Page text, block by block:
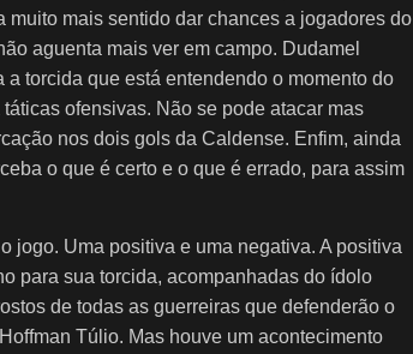
mais sentido dar chances a jogadores do
aguenta mais ver em campo. Dudamel
torcida que está entendendo o momento do
ofensivas. Não se pode atacar mas
nos dois gols da Caldense. Enfim, ainda
o que é certo e o que é errado, para assim
jogo. Uma positiva e uma negativa. A positiva
para sua torcida, acompanhadas do ídolo
de todas as guerreiras que defenderão o
Túlio. Mas houve um acontecimento